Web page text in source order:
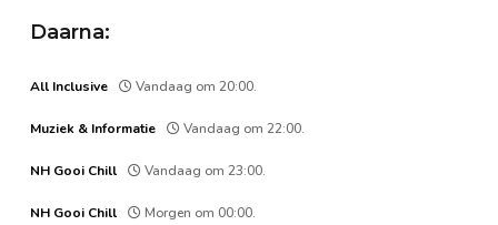
Daarna:
All Inclusive Vandaag om 20:00.
Muziek & Informatie Vandaag om 22:00.
NH Gooi Chill Vandaag om 23:00.
NH Gooi Chill Morgen om 00:00.